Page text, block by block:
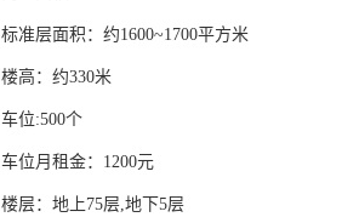
标准层面积：约1600~1700平方米
楼高：约330米
车位:500个
车位月租金：1200元
楼层：地上75层,地下5层